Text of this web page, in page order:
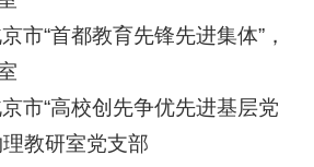
市“首都教育先锋先进集体”，
市“高校创先争优先进基层党
教研室党支部